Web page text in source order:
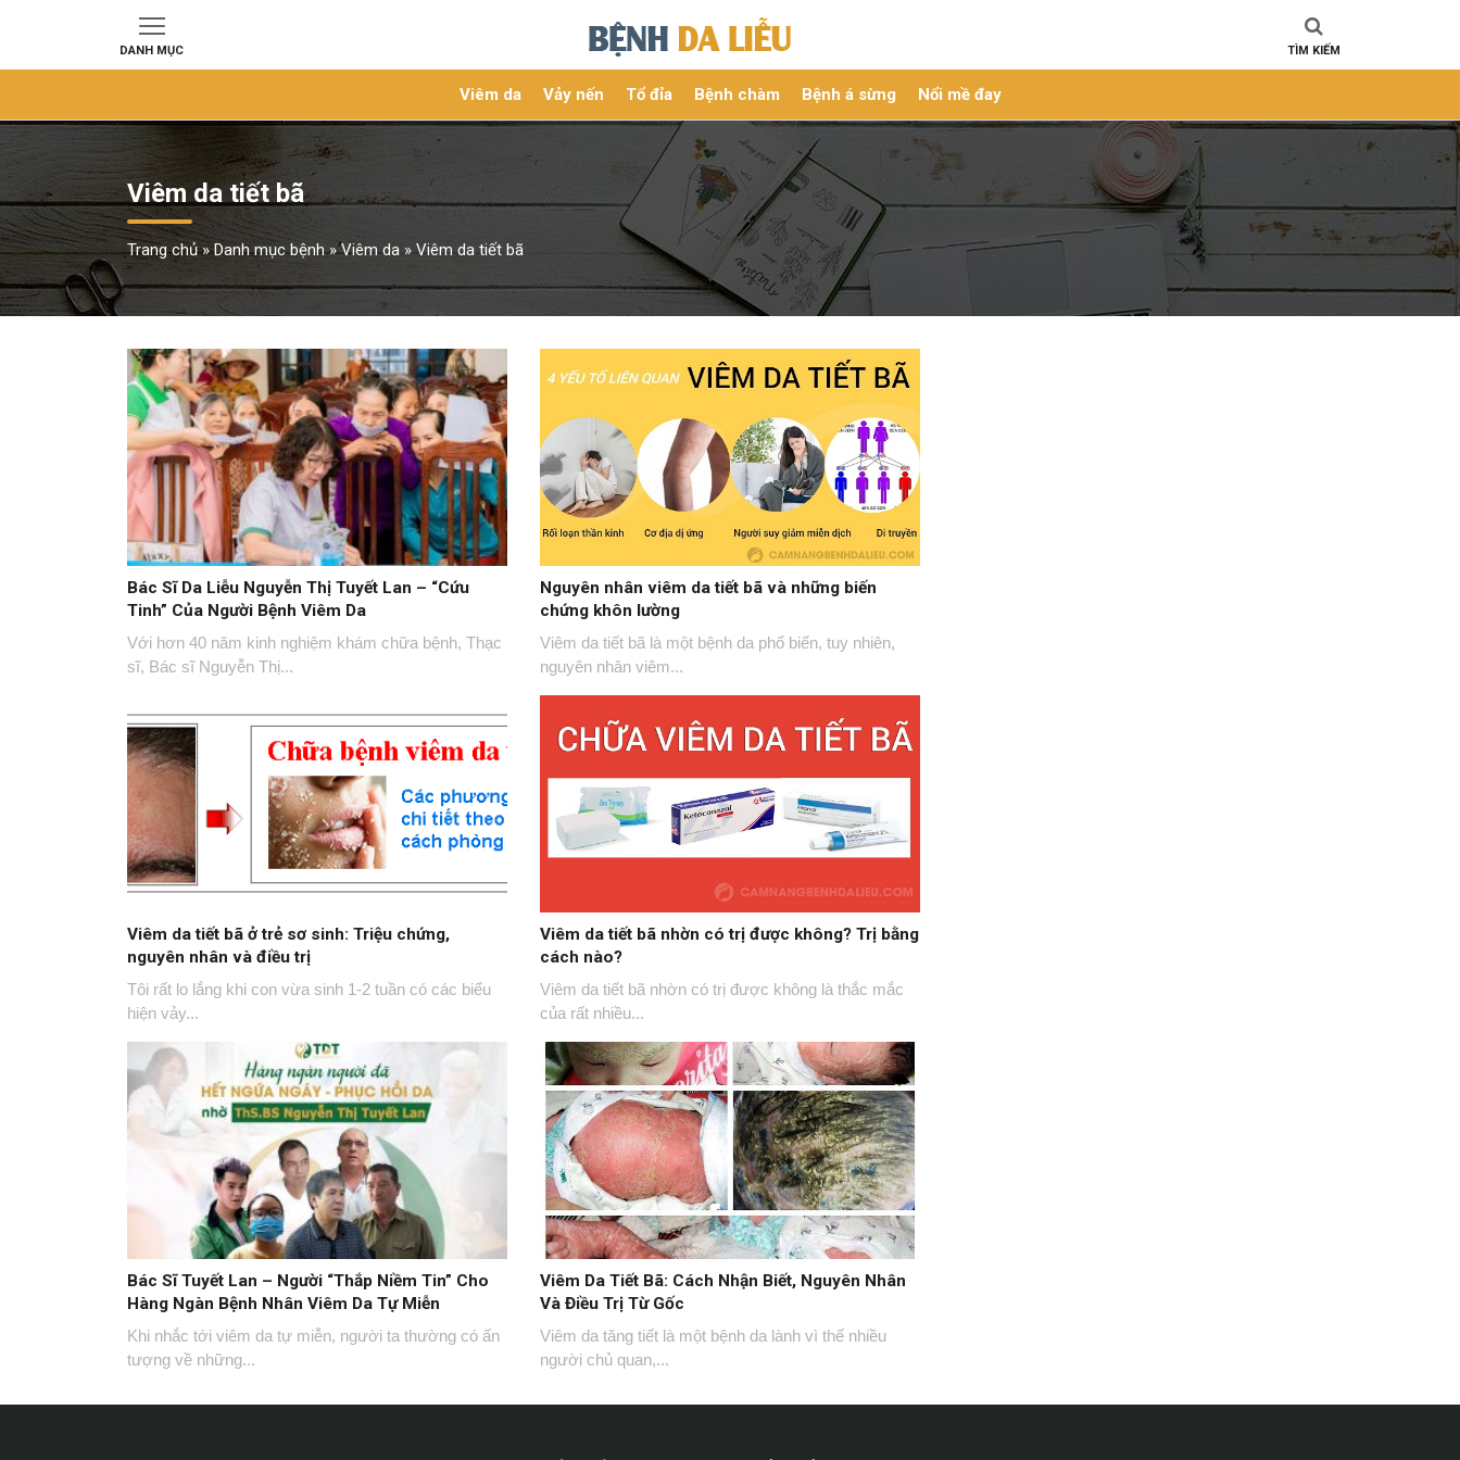
DANH MỤC TÌM KIẾM
Viêm da Vảy nến Tổ đỉa Bệnh chàm Bệnh á sừng Nổi mề đay
Viêm da tiết bã
Trang chủ»Danh mục bệnh»Viêm da »Viêm da tiết bã
Bác Sĩ Da Liễu Nguyễn Thị Tuyết Lan – “Cứu
Tinh” Của Người Bệnh Viêm Da
Với hơn 40 năm kinh nghiệm khám chữa bệnh, Thạc
sĩ, Bác sĩ Nguyễn Thị...
Nguyên nhân viêm da tiết bã và những biến
chứng khôn lường
Viêm da tiết bã là một bệnh da phổ biến, tuy nhiên,
nguyên nhân viêm...
Viêm da tiết bã ở trẻ sơ sinh: Triệu chứng,
nguyên nhân và điều trị
Tôi rất lo lắng khi con vừa sinh 1-2 tuần có các biểu
hiện vảy...
Viêm da tiết bã nhờn có trị được không? Trị bằng
cách nào?
Viêm da tiết bã nhờn có trị được không là thắc mắc
của rất nhiều...
Bác Sĩ Tuyết Lan – Người “Thắp Niềm Tin” Cho
Hàng Ngàn Bệnh Nhân Viêm Da Tự Miễn
Khi nhắc tới viêm da tự miễn, người ta thường có ấn
tượng về những...
Viêm Da Tiết Bã: Cách Nhận Biết, Nguyên Nhân
Và Điều Trị Từ Gốc
Viêm da tăng tiết là một bệnh da lành vì thế nhiều
người chủ quan,...